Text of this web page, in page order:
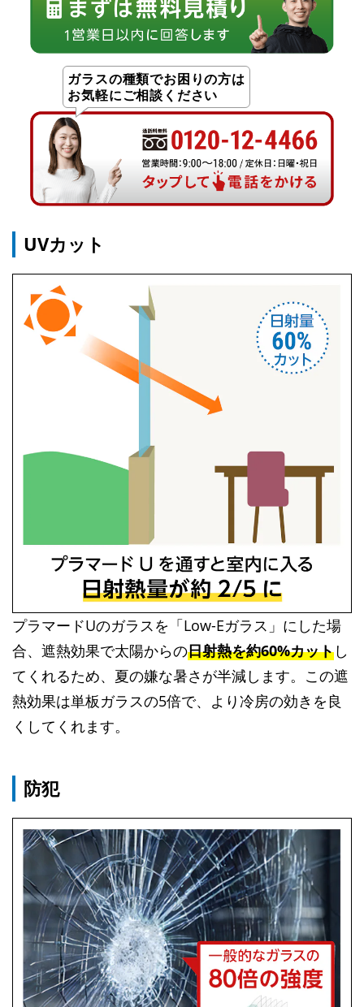
ガラスの種類でお困りの方は
お気軽にご相談ください
UVカット
プラマードUのガラスを「Low-Eガラス」にした場
合、遮熱効果で太陽からの日射熱を約60%カットし
てくれるため、夏の嫌な暑さが半減します。この遮
熱効果は単板ガラスの5倍で、より冷房の効きを良
くしてくれます。
防犯